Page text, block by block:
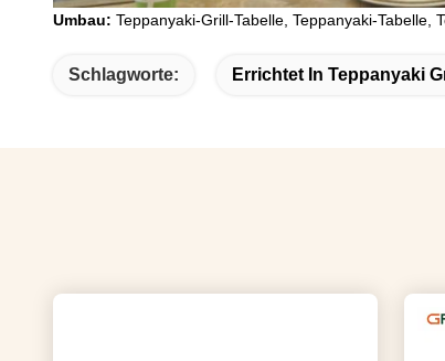
Umbau: Teppanyaki-Grill-Tabelle, Teppanyaki-Tabelle,
Schlagworte: Errichtet In Teppanyaki